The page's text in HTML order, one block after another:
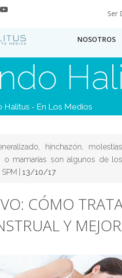
Ser
NOSOTROS
Halitus - En Los Medios
hinchazón, molestias
o mamarias son algunos de los
| 13/10/17
CÓMO
Y